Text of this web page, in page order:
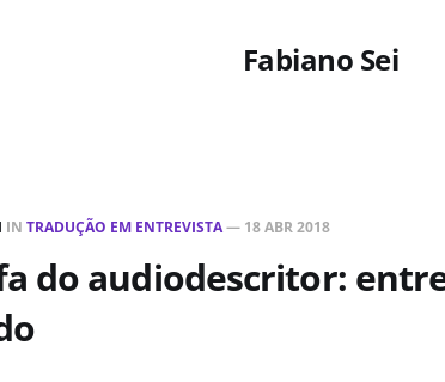
Fabiano Sei
IN TRADUÇÃO EM ENTREVISTA— 18 ABR 2018
do audiodescritor: